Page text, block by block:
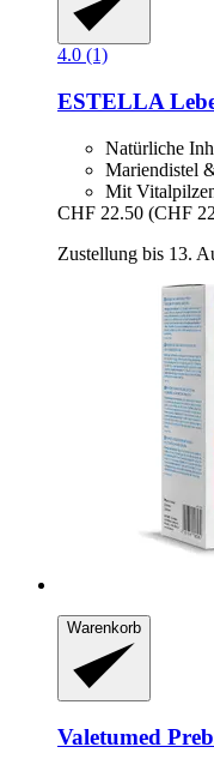
4.0 (1)
ESTELLA
Natürliche
Mariendistel
Mit
CHF 22.50 (CHF
Zustellung bis 13.
Warenkorb
Valetumed